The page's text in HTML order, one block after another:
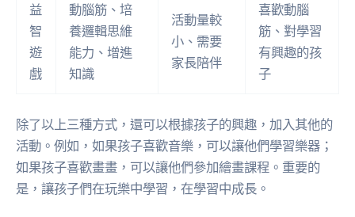
益
智
遊
戲
動腦筋、培
養邏輯思維
能力、增進
知識
活動量較
小、需要
家長陪伴
喜歡動腦
筋、對學習
有興趣的孩
子
除了以上三種方式，還可以根據孩子的興趣，加入其他的
活動。例如，如果孩子喜歡音樂，可以讓他們學習樂器；
如果孩子喜歡畫畫，可以讓他們參加繪畫課程。重要的
是，讓孩子們在玩樂中學習，在學習中成長。